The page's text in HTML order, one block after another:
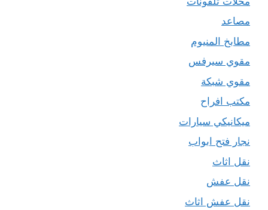
مصاعد
مطابخ المنيوم
مقوي سيرفس
مقوي شبكة
مكتب افراح
ميكانيكي سيارات
نجار فتح ابواب
نقل اثاث
نقل عفش
نقل عفش اثاث